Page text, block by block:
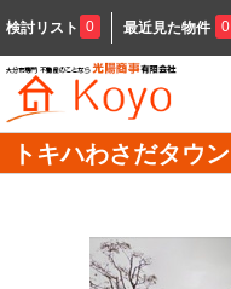
検討リスト 0 最近見た物件 0
トキハわさだタウン